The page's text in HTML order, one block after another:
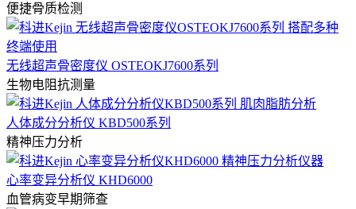
便捷骨质检测
无线超声骨密度仪 OSTEOKJ7600系列
生物电阻抗测量
人体成分分析仪 KBD500系列
精神压力分析
心率变异分析仪 KHD6000
血管病变早期筛查